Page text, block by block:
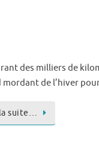
des milliers de
de l’hiver
suite…